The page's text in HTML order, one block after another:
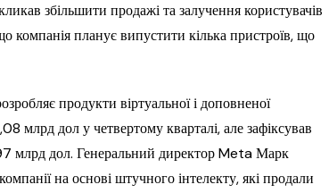
збільшити продажі та залучення користувачів
компанія планує випустити кілька пристроїв, що
продукти віртуальної і доповненої
млрд дол у четвертому кварталі, але зафіксував
млрд дол. Генеральний директор Meta Марк
на основі штучного інтелекту, які продали